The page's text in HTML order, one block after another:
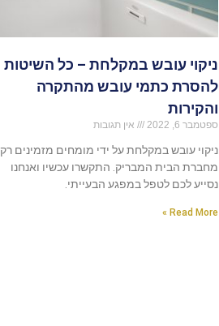
ניקוי עובש במקלחת – כל השיטות
להסרת כתמי עובש מהתקרה
והקירות
ספטמבר 6, 2022 אין תגובות
ניקוי עובש במקלחת על ידי מומחים מזמינים רק
מחברת הבית המבריק. התקשרו עכשיו ואנחנו
נסייע לכם לטפל במפגע הבעייתי.
Read More »